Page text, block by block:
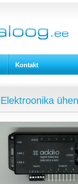
Kontakt
Elektroonika